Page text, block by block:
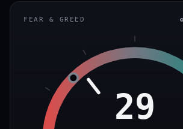
FEAR & GREED
29